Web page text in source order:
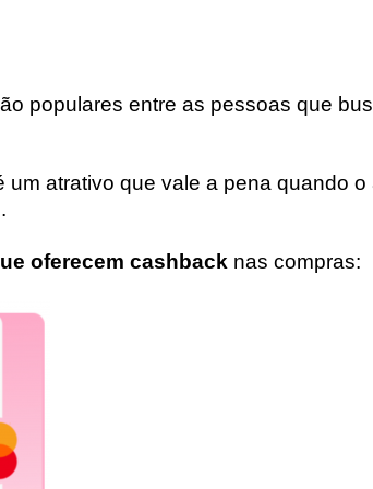
populares entre as pessoas que
um atrativo que vale a pena quando
oferecem cashback nas compras: